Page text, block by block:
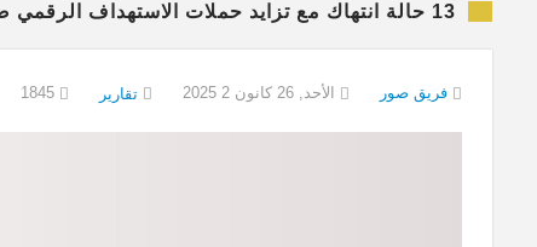
13 حالة انتهاك مع تزايد حملات الاستهداف الرقمي ضد الصحفيين الكرد
فريق صور الأحد, 26 كانون 2 2025 تقارير